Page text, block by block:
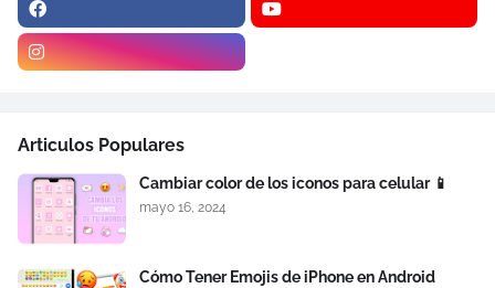
Articulos Populares
Cambiar color de los iconos para celular 📱
mayo 16, 2024
Cómo Tener Emojis de iPhone en Android